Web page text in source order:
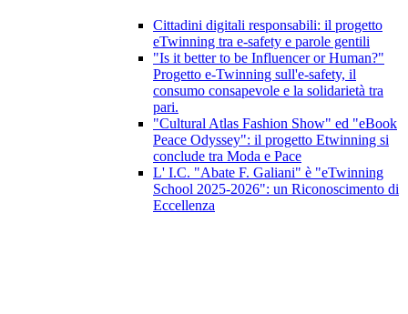
Cittadini digitali responsabili: il progetto
eTwinning tra e-safety e parole gentili
"Is it better to be Influencer or Human?"
Progetto e-Twinning sull'e-safety, il
consumo consapevole e la solidarietà tra
pari.
"Cultural Atlas Fashion Show" ed "eBook
Peace Odyssey": il progetto Etwinning si
conclude tra Moda e Pace
L' I.C. "Abate F. Galiani" è "eTwinning
School 2025-2026": un Riconoscimento di
Eccellenza